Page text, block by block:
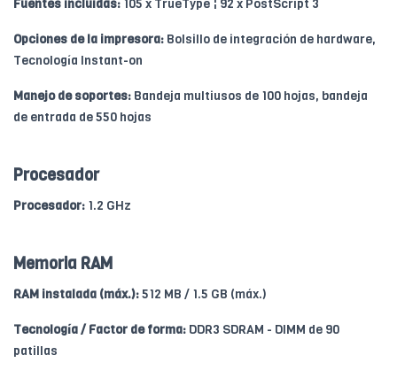
Fuentes incluidas: 105 x TrueType ¦ 92 x PostScript 3
Opciones de la impresora: Bolsillo de integración de hardware,
Tecnología Instant-on
Manejo de soportes: Bandeja multiusos de 100 hojas, bandeja
de entrada de 550 hojas
Procesador
Procesador: 1.2 GHz
Memoria RAM
RAM instalada (máx.):512 MB / 1.5 GB (máx.)
Tecnología / Factor de forma: DDR3 SDRAM - DIMM de 90
patillas